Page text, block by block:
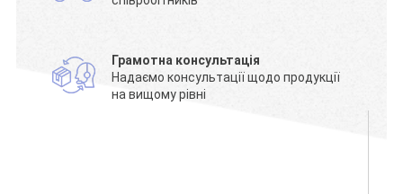
Грамотна консультація
Надаємо консультації щодо продукції
на вищому рівні